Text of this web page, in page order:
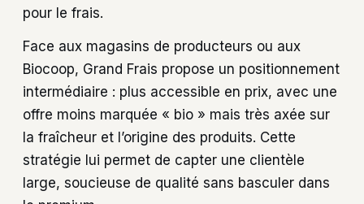
pour le frais.
Face aux magasins de producteurs ou aux
Biocoop, Grand Frais propose un positionnement
intermédiaire : plus accessible en prix, avec une
offre moins marquée « bio » mais très axée sur
la fraîcheur et l’origine des produits. Cette
stratégie lui permet de capter une clientèle
large, soucieuse de qualité sans basculer dans